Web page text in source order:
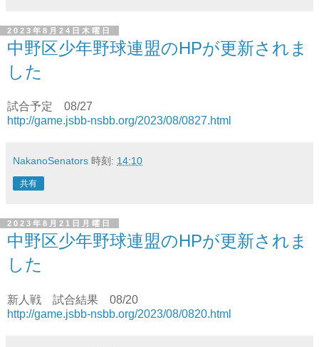
2023年8月24日木曜日
中野区少年野球連盟のHPが更新されま
した
試合予定 08/27
http://game.jsbb-nsbb.org/2023/08/0827.html
NakanoSenators 時刻: 14:10
共有
2023年8月21日月曜日
中野区少年野球連盟のHPが更新されま
した
新人戦 試合結果 08/20
http://game.jsbb-nsbb.org/2023/08/0820.html